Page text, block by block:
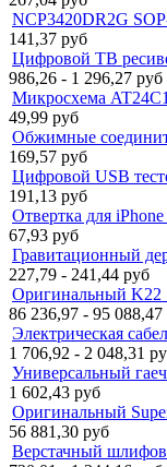
NCP3420DR2G
141,37 руб
Цифровой ТВ
986,26 - 1 296,27 руб
Микросхема
49,99 руб
Обжимные
169,57 руб
Цифровой USB
191,13 руб
Отвертка для
67,93 руб
Гравитационный
227,79 - 241,44 руб
Оригинальный K22
86 236,97 - 95 088,47
Электрическая
1 706,92 - 2 048,31
Универсальный
1 602,43 руб
Оригинальный
56 881,30 руб
Верстачный